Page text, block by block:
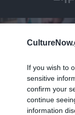
If you wish to
sensitive
confirm your
continue
information